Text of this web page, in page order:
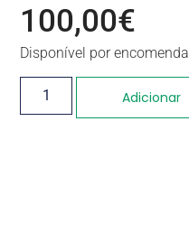
100,00€
Disponível por encomenda
Adicionar